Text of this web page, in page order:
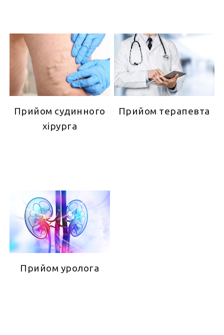
Прийом судинного
хірурга
Прийом терапевта
Прийом уролога